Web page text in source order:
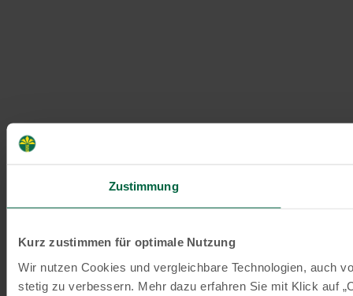
Zustimmung
Kurz zustimmen für optimale Nutzung
Wir nutzen Cookies und vergleichbare Technologien, auch
stetig zu verbessern. Mehr dazu erfahren Sie mit Klick auf